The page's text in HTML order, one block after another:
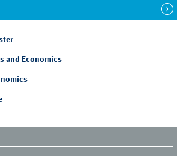
and Economics